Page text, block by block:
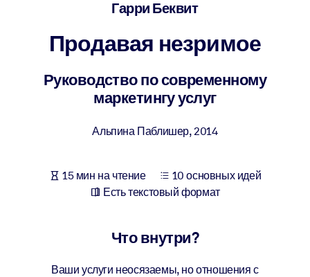
ПО СИСТЕМАМ
Интегрируйте краткие проверенные знания в вашу LMS/LXP для
лучших результатов обучения.
Для корпоративных библиотек
Для ИИ-систем
Гарри Беквит
Продавая незримое
Руководство по современному
маркетингу услуг
Альпина Паблишер,2014
15 мин на чтение
10 основных идей
Есть текстовый формат
Что внутри?
Ваши услуги неосязаемы, но отношения с